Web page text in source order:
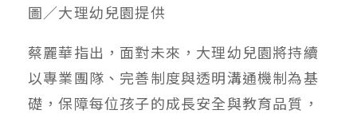
圖／大理幼兒園提供
蔡麗華指出，面對未來，大理幼兒園將持續
以專業團隊、完善制度與透明溝通機制為基
礎，保障每位孩子的成長安全與教育品質，